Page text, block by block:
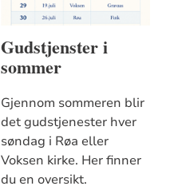
Gudstjenster i
sommer
Gjennom sommeren blir
det gudstjenester hver
søndag i Røa eller
Voksen kirke. Her finner
du en oversikt.